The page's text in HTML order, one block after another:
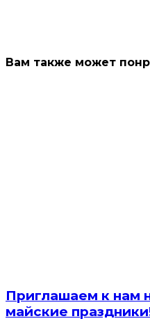
Вам также может
Приглашаем к нам
майские